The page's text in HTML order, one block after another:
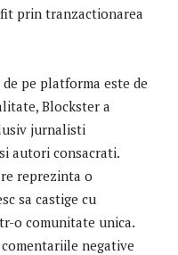
prin tranzactionarea
pe platforma este de
Blockster a
jurnalisti
autori consacrati.
reprezinta o
sa castige cu
o comunitate unica.
negative